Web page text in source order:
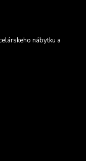
nábytku a